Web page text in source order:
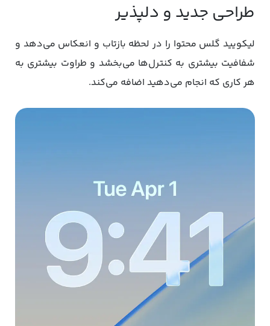
طراحی جدید و دلپذیر
لیکویید گلس محتوا را در لحظه بازتاب و انعکاس می‌دهد و
شفافیت بیشتری به کنترل‌ها می‌بخشد و طراوت بیشتری به
هر کاری که انجام می‌دهید اضافه می‌کند.